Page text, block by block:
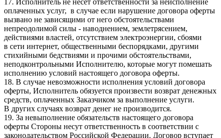
17. Исполнитель не несёт ответственности за неисполнение
оплаченных услуг, в случае если нарушение договора оферты
вызвано не зависящими от него обстоятельствами
непреодолимой силы - наводнением, землетрясением,
действиями властей, отсутствием электроэнергии, сбоями
в сети интернет, общественными беспорядками, другими
стихийными бедствиями и прочими обстоятельствами,
неподконтрольными Исполнителю, которые могут помешать
исполнению условий настоящего договора оферты.
18. В случае невозможности исполнения условий договора
оферты, Исполнитель обязуется произвести возврат денежных
средств, оплаченных Заказчиком за выполнение услуги.
В других случаях возврат денег не производится.
19. За невыполнение обязательств настоящего договора
оферты Стороны несут ответственность в соответствии с
законодательством Российской Федерации. Договор вступает